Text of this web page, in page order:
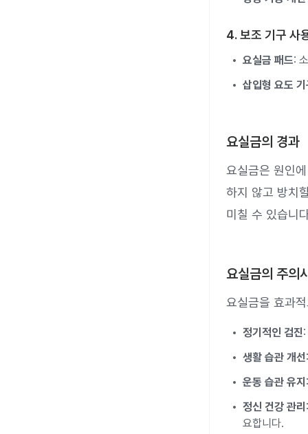
4. 보조 기구 사
요실금 패드:
삽입형 요도
요실금의 경과
요실금은 원인
하지 않고 방치
미칠 수 있습니
요실금의 주의
요실금을 효과
정기적인 검진
생활 습관 개선
운동 습관 유지
정신 건강 관리
요합니다.